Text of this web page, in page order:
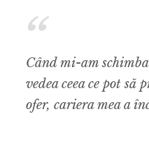
Când mi-am
vedea ceea ce pot să
ofer, cariera mea a